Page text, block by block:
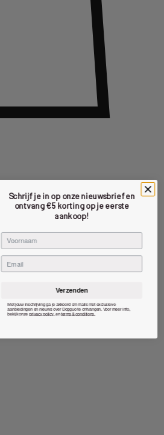
Schrijf je in op onze nieuwsbrief en
ontvang €5 korting op je eerste
aankoop!
Voornaam
Email
Verzenden
Met jouw inschrijving ga je akkoord om mails met exclusieve
aanbiedingen en nieuws over Dogguo te ontvangen. Voor meer info,
bekijk onzeprivacy policy enterms & conditions.